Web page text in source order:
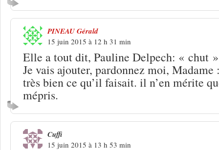
PINEAU Gérald
15 juin 2015 à 12 h 31 min
Elle a tout dit, Pauline Delpech: « chut
Je vais ajouter, pardonnez moi,
très bien ce qu’il faisait. il n’en mérite
mépris.
Cuffi
15 juin 2015 à 13 h 53 min